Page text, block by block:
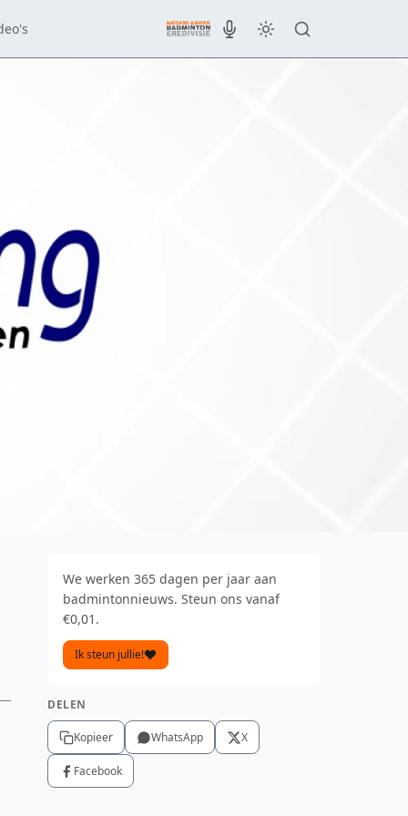
We werken 365 dagen per jaar aan
badmintonnieuws. Steun ons vanaf
€0,01.
Ik steun jullie!
DELEN
Kopieer WhatsApp X
Facebook